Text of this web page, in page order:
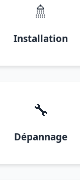
🚿
Installation
🔧
Dépannage